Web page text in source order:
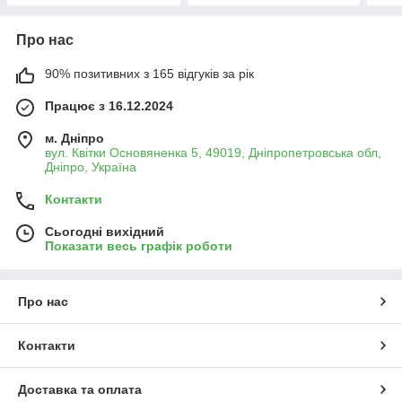
Про нас
90% позитивних з 165 відгуків за рік
Працює з 16.12.2024
м. Дніпро
вул. Квітки Основяненка 5, 49019, Дніпропетровська обл,
Дніпро, Україна
Контакти
Сьогодні вихідний
Показати весь графік роботи
Про нас
Контакти
Доставка та оплата